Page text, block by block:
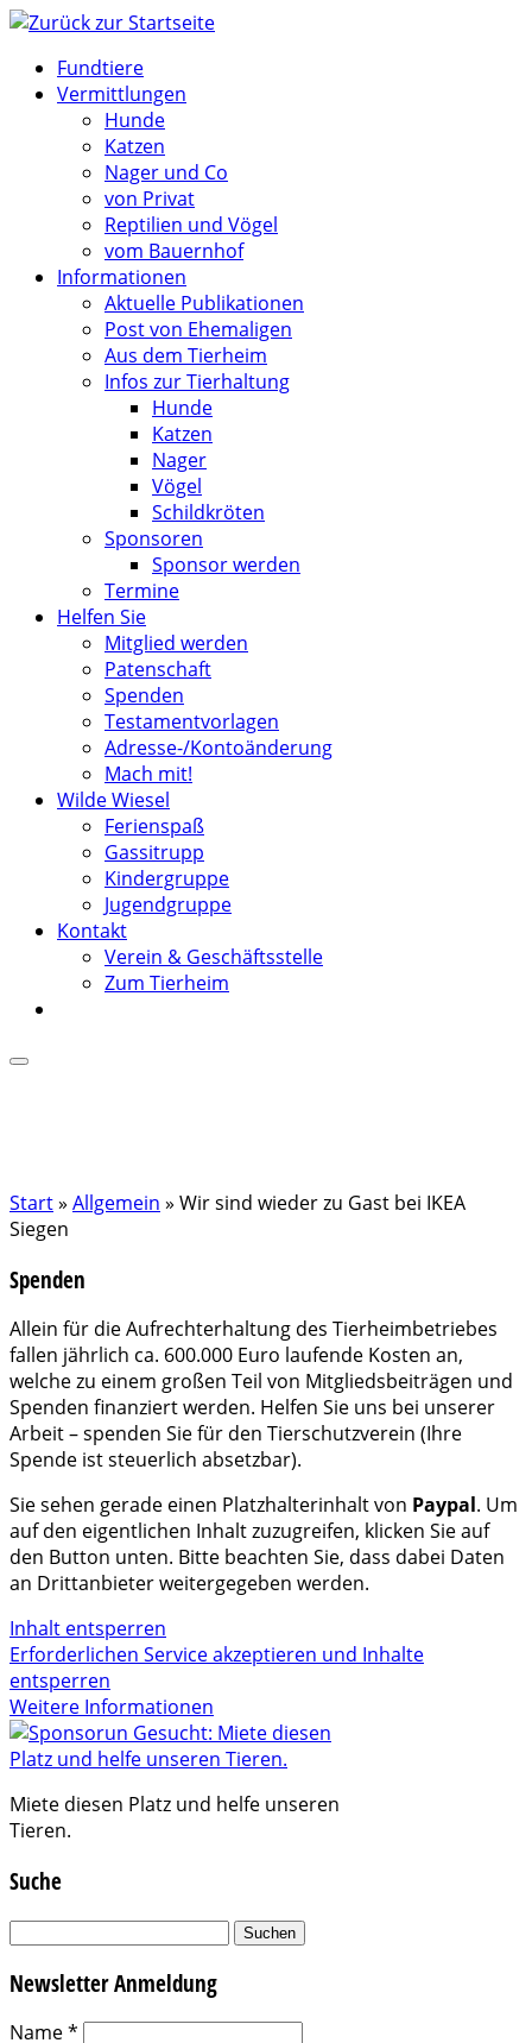
Zum
springenFundtiere
Vermittlungen
Hunde
Katzen
Nager und Co
von Privat
Reptilien und Vögel
vom Bauernhof
Informationen
Aktuelle Publikationen
Post von Ehemaligen
Aus dem Tierheim
Infos zur Tierhaltung
Hunde
Katzen
Nager
Vögel
Schildkröten
Sponsoren
Sponsor werden
Termine
Helfen Sie
Mitglied werden
Patenschaft
Spenden
Testamentvorlagen
Adresse-/Kontoänderung
Mach mit!
Wilde Wiesel
Ferienspaß
Gassitrupp
Kindergruppe
Jugendgruppe
Kontakt
Verein & Geschäftsstelle
Zum Tierheim
Start» Allgemein » Wir sind wieder zu Gast bei IKEA
Siegen
Spenden
Allein für die Aufrechterhaltung des Tierheimbetriebes
fallen jährlich ca. 600.000 Euro laufende Kosten an,
welche zu einem großen Teil von Mitgliedsbeiträgen und
Spenden finanziert werden. Helfen Sie uns bei unserer
Arbeit – spenden Sie für den Tierschutzverein (Ihre
Spende ist steuerlich absetzbar).
Sie sehen gerade einen Platzhalterinhalt von Paypal. Um
auf den eigentlichen Inhalt zuzugreifen, klicken Sie auf
den Button unten. Bitte beachten Sie, dass dabei Daten
an Drittanbieter weitergegeben werden.
Inhalt entsperren
Erforderlichen Service akzeptieren und Inhalte
entsperren
Weitere Informationen
Miete diesen Platz und helfe unseren
Tieren.
Suche
Suchen
Newsletter Anmeldung
Name*